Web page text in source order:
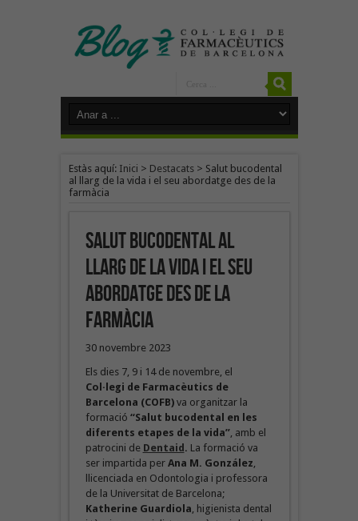
Estàs aquí: Inici > Destacats> Salut bucodental
al llarg de la vida i el seu abordatge des de la
farmàcia
Salut bucodental al
llarg de la vida i el seu
abordatge des de la
farmàcia
30 novembre 2023
Els dies 7, 9 i 14 de novembre, el
Col·legi de Farmacèutics de
Barcelona (COFB) va organitzar la
formació “Salut bucodental en les
diferents etapes de la vida”, amb el
patrocini de Dentaid . La formació va
ser impartida per Ana M. González
llicenciada en Odontologia i professora
de la Universitat de Barcelona;
Katherine Guardiola , higienista dental